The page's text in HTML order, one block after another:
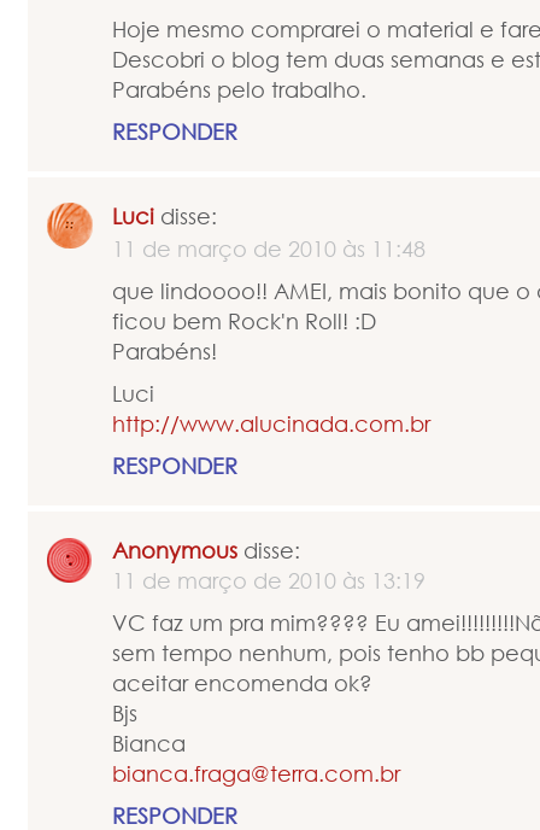
Hoje mesmo comprarei o material e
Descobri o blog tem duas semanas e
Parabéns pelo trabalho.
RESPONDER
Luci disse:
11 de março de 2010 às 11:48
que lindoooo!! AMEI, mais bonito que o
ficou bem Rock'n Roll! :D
Parabéns!
Luci
http://www.alucinada.com.br
RESPONDER
Anonymous disse:
11 de março de 2010 às 13:19
VC faz um pra mim???? Eu
sem tempo nenhum, pois tenho bb
aceitar encomenda ok?
Bjs
Bianca
bianca.fraga@terra.com.br
RESPONDER